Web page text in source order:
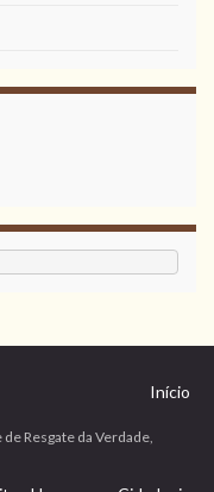
Início
Resgate da Verdade,